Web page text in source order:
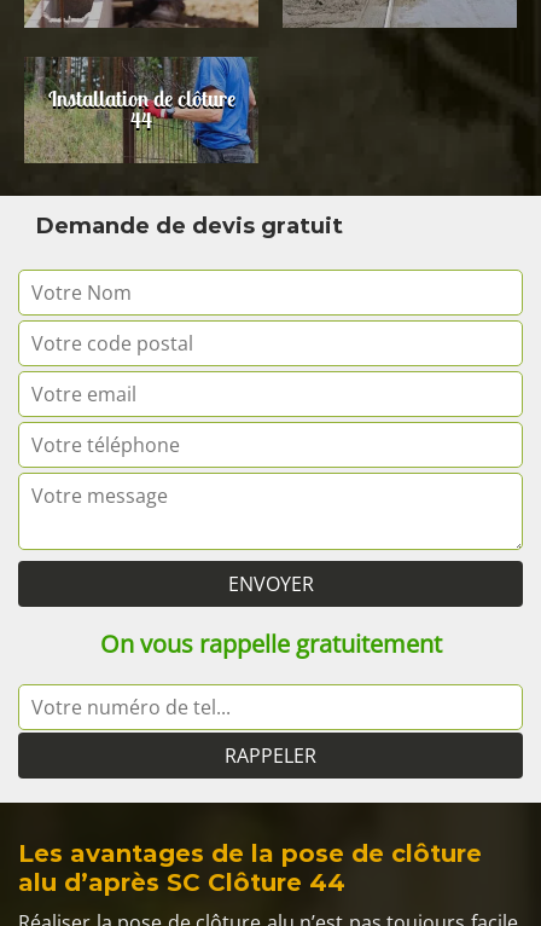
Installation de clôture
44
Demande de devis gratuit
On vous rappelle gratuitement
Les avantages de la pose de clôture
alu d’après SC Clôture 44